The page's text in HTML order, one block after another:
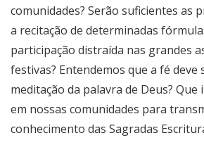
comunidades? Serão suficientes as
a recitação de determinadas
participação distraída nas grandes
festivas? Entendemos que a fé deve
meditação da palavra de Deus? Que
em nossas comunidades para
conhecimento das Sagradas